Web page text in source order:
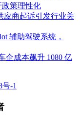
策理性化
应商起诉引发行业关
辅助驾驶系统，
企成本飙升 1080 亿
号-1